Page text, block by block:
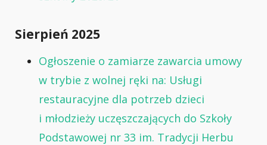
Sierpień 2025
Ogłoszenie o zamiarze zawarcia umowy
w trybie z wolnej ręki na: Usługi
restauracyjne dla potrzeb dzieci
i młodzieży uczęszczających do Szkoły
Podstawowej nr 33 im. Tradycji Herbu